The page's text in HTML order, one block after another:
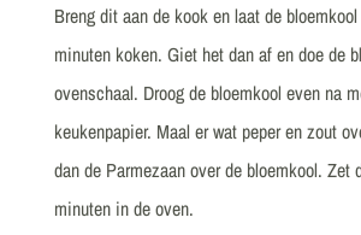
Breng dit aan de kook en laat de
minuten koken. Giet het dan af en doe de
ovenschaal. Droog de bloemkool even na
keukenpapier. Maal er wat peper en zout
dan de Parmezaan over de bloemkool. Zet
minuten in de oven.